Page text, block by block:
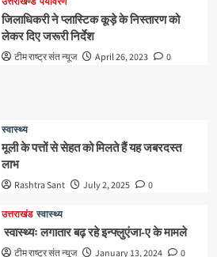
जिलाधिकरी ने प्लास्टिक कूड़े के निस्तारण को
लेकर दिए जरूरी निर्देश
टीम राष्ट्र संत न्यूज April 26, 2023 0
स्वास्थ्य
मूली के पत्तों से सेहत को मिलते हैं यह जबरदस्त
लाभ
Rashtra Sant July 2, 2025 0
उत्तराखंड स्वास्थ्य
स्वास्थ्यः लगातार बढ़ रहे इन्फ्लुएंजा-ए के मामले
टीम राष्ट्र संत न्यूज January 13, 2024 0